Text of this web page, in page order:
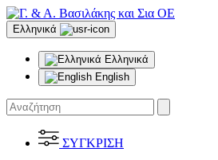
Ελληνικά
Ελληνικά
English
ΣΥΓΚΡΙΣΗ